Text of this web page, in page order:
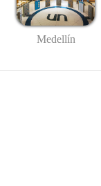
Medellín